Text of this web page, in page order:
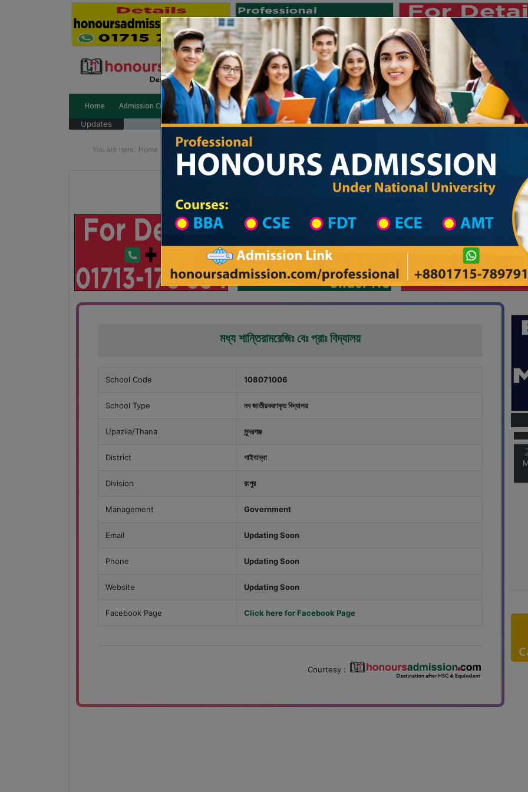
Home Admission Circular Public University Private University International University University College
Updates জাতীয় বিশ্ববিদ্যালয় ২০২৫-২৬ শিক্ষাবর্ষের
You are here: Home School Category Division List
Private University Admission
মধ্য শান্তিরামরেজিঃ বেঃ প্রাঃ বিদ্যালয়
School Code 108071006
School Type নব জাতীয়করণকৃত বিদ্যালয়
Upazila/Thana সুন্দরগঞ্জ
District গাইবান্ধা
Division রংপুর
Management Government
Email Updating Soon
Phone Updating Soon
Website Updating Soon
Facebook Page Click here for Facebook Page
Courtesy :